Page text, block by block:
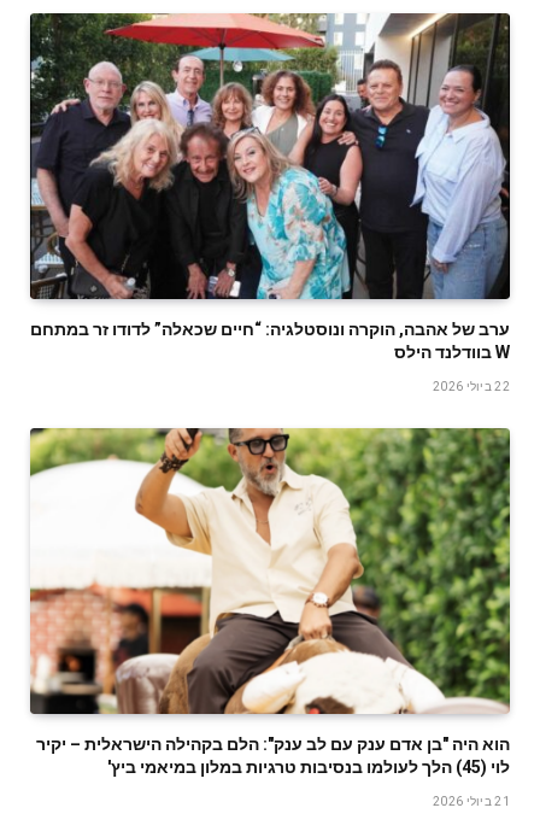
ערב של אהבה, הוקרה ונוסטלגיה: “חיים שכאלה” לדודו זר במתחם
W בוודלנד הילס
22 ביולי 2026
הוא היה "בן אדם ענק עם לב ענק": הלם בקהילה הישראלית – יקיר
לוי (45) הלך לעולמו בנסיבות טרגיות במלון במיאמי ביץ'
21 ביולי 2026